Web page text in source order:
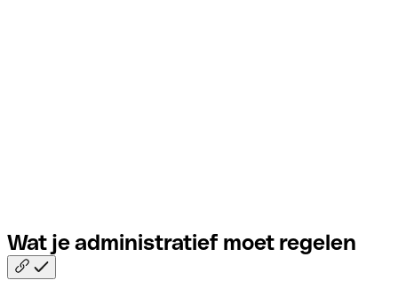
Wat je administratief moet regelen